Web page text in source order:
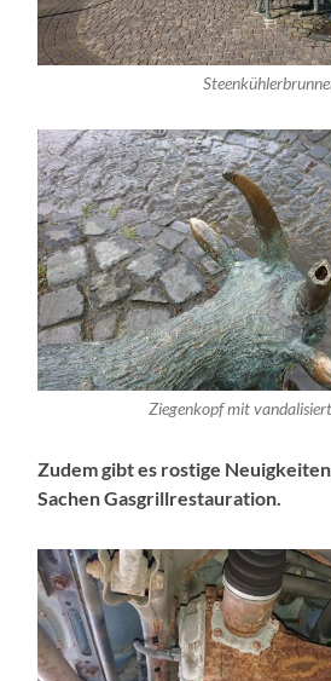
Ziegenkopf mit
Zudem gibt es rostige
Sachen Gasgrillrestauration.